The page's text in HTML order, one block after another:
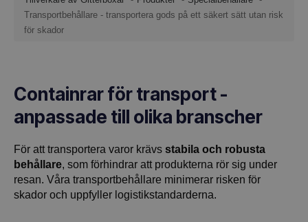
Transportbehållare - transportera gods på ett säkert sätt utan risk
för skador
Containrar för transport -
anpassade till olika branscher
För att transportera varor krävs stabila och robusta
behållare, som förhindrar att produkterna rör sig under
resan. Våra transportbehållare minimerar risken för
skador och uppfyller logistikstandarderna.